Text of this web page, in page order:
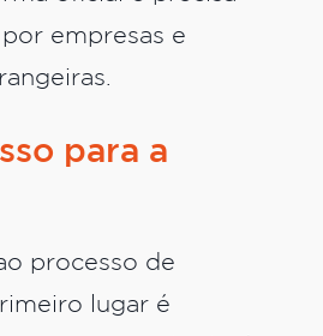
empresas e
para a
processo de
lugar é